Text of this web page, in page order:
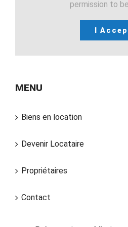
permission to
I
MENU
Biens en location
Devenir Locataire
Propriétaires
Contact